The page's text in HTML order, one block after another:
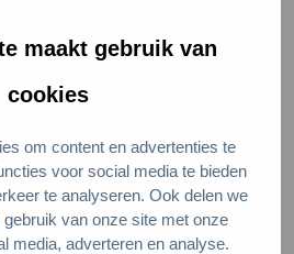
maakt gebruik van
cookies
om content en advertenties te
voor social media te bieden
te analyseren. Ook delen we
van onze site met onze
media, adverteren en analyse.
diensten